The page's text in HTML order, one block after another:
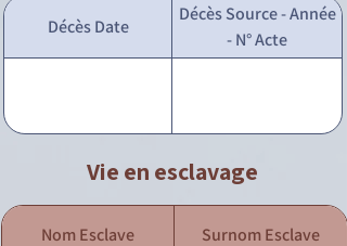
Décès Date
Décès Source - Année
- N° Acte
Vie en esclavage
Nom Esclave Surnom Esclave